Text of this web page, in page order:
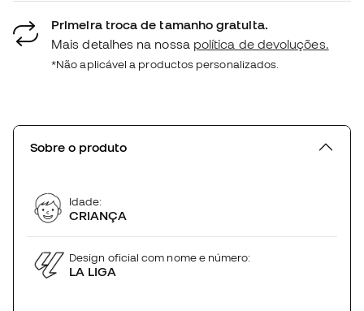
Primeira troca de tamanho gratuita.
Mais detalhes na nossa política de devoluções.
*Não aplicável a productos personalizados.
Sobre o produto
Idade:
CRIANÇA
Design oficial com nome e número:
LA LIGA